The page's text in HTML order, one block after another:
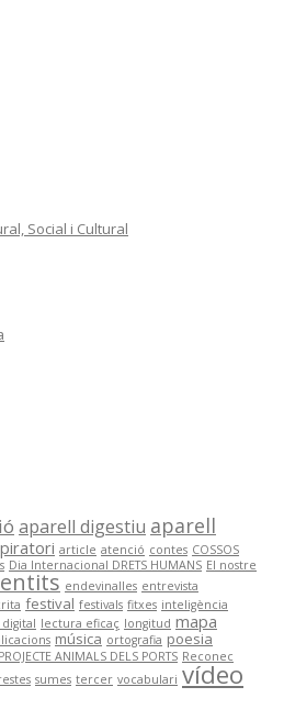
Social i Cultural
aparell digestiu aparell
article atenció contes COSSOS
Dia Internacional DRETS HUMANS El nostre
endevinalles entrevista
festival festivals fitxes inteligència
lectura eficaç longitud mapa
música ortografia poesia
PROJECTE ANIMALS DELS PORTS Reconec
sumes tercer vocabulari vídeo